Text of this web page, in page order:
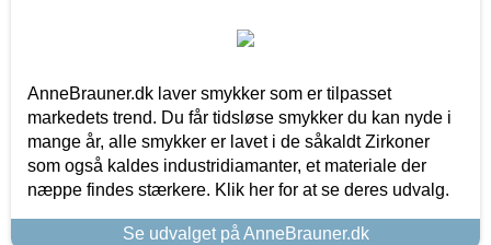
AnneBrauner.dk laver smykker som er tilpasset
markedets trend. Du får tidsløse smykker du kan nyde i
mange år, alle smykker er lavet i de såkaldt Zirkoner
som også kaldes industridiamanter, et materiale der
næppe findes stærkere. Klik her for at se deres udvalg.
Se udvalget på AnneBrauner.dk